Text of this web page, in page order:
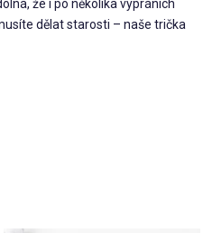
že i po několika vypráních
dělat starosti – naše trička